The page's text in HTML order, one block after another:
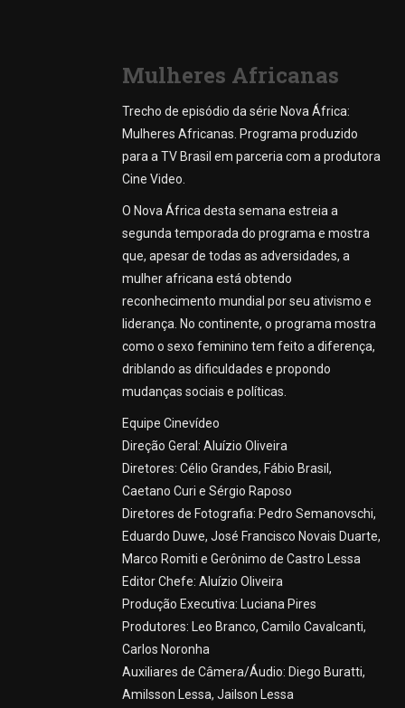
Mulheres Africanas
Trecho de episódio da série Nova África:
Mulheres Africanas. Programa produzido
para a TV Brasil em parceria com a produtora
Cine Video.
O Nova África desta semana estreia a
segunda temporada do programa e mostra
que, apesar de todas as adversidades, a
mulher africana está obtendo
reconhecimento mundial por seu ativismo e
liderança. No continente, o programa mostra
como o sexo feminino tem feito a diferença,
driblando as dificuldades e propondo
mudanças sociais e políticas.
Equipe Cinevídeo
Direção Geral: Aluízio Oliveira
Diretores: Célio Grandes, Fábio Brasil,
Caetano Curi e Sérgio Raposo
Diretores de Fotografia: Pedro Semanovschi,
Eduardo Duwe, José Francisco Novais Duarte,
Marco Romiti e Gerônimo de Castro Lessa
Editor Chefe: Aluízio Oliveira
Produção Executiva: Luciana Pires
Produtores: Leo Branco, Camilo Cavalcanti,
Carlos Noronha
Auxiliares de Câmera/Áudio: Diego Buratti,
Amilsson Lessa, Jailson Lessa